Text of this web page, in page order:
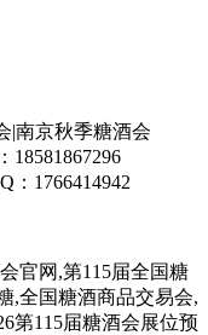
|南京秋季糖酒会
18581867296
：1766414942
官网,第115届全国糖
,全国糖酒商品交易会,
第115届糖酒会展位预